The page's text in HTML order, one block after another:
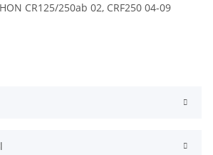
CR125/250ab 02, CRF250 04-09